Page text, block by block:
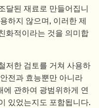
달된 재료로 만들어집니
하지 않으며, 이러한 제
화적이라는 것을 의미합
저한 검토를 거쳐 사용하
전과 효능뿐만 아니라
관하여 광범위하게 연
있었는지도 포함됩니다.